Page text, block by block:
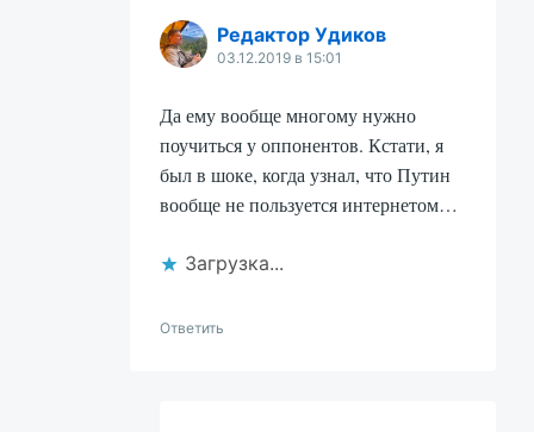
Редактор Удиков
03.12.2019 в 15:01
Да ему вообще многому нужно
поучиться у оппонентов. Кстати, я
был в шоке, когда узнал, что Путин
вообще не пользуется интернетом…
Загрузка...
Ответить